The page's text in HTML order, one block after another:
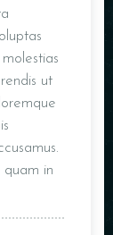
ut
quam in